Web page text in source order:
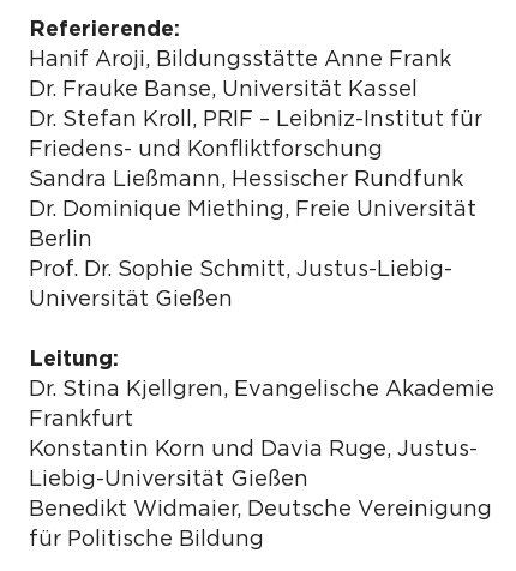
Referierende:
Hanif Aroji, Bildungsstätte Anne Frank
Dr. Frauke Banse, Universität Kassel
Dr. Stefan Kroll, PRIF – Leibniz-Institut für
Friedens- und Konfliktforschung
Sandra Ließmann, Hessischer Rundfunk
Dr. Dominique Miething, Freie Universität
Berlin
Prof. Dr. Sophie Schmitt, Justus-Liebig-
Universität Gießen
Leitung:
Dr. Stina Kjellgren, Evangelische Akademie
Frankfurt
Konstantin Korn und Davia Ruge, Justus-
Liebig-Universität Gießen
Benedikt Widmaier, Deutsche Vereinigung
für Politische Bildung